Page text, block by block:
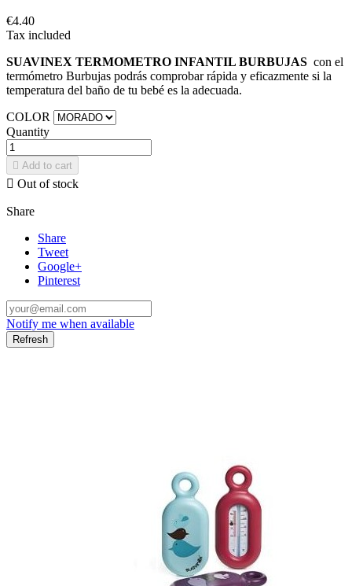
€4.40
Tax included
SUAVINEX TERMOMETRO INFANTIL BURBUJAS con el
termómetro Burbujas podrás comprobar rápida y eficazmente si la
temperatura del baño de tu bebé es la adecuada.
COLOR
Quantity
 Add to cart
 Out of stock
Share
Share
Tweet
Google+
Pinterest
Notify me when available